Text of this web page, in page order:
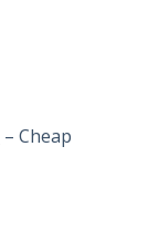
– Cheap